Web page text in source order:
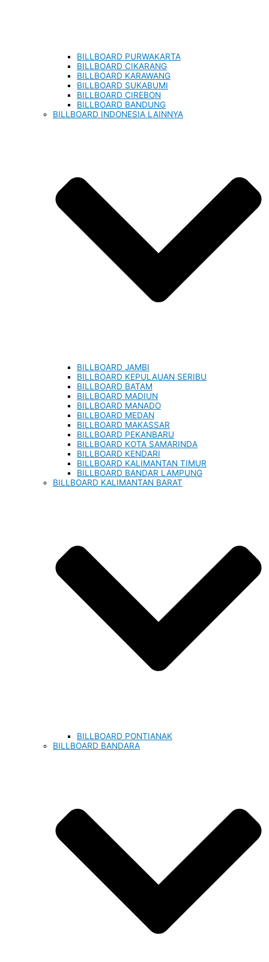
BILLBOARD PURWAKARTA
BILLBOARD CIKARANG
BILLBOARD KARAWANG
BILLBOARD SUKABUMI
BILLBOARD CIREBON
BILLBOARD BANDUNG
BILLBOARD INDONESIA LAINNYA
BILLBOARD JAMBI
BILLBOARD KEPULAUAN SERIBU
BILLBOARD BATAM
BILLBOARD MADIUN
BILLBOARD MANADO
BILLBOARD MEDAN
BILLBOARD MAKASSAR
BILLBOARD PEKANBARU
BILLBOARD KOTA SAMARINDA
BILLBOARD KENDARI
BILLBOARD KALIMANTAN TIMUR
BILLBOARD BANDAR LAMPUNG
BILLBOARD KALIMANTAN BARAT
BILLBOARD PONTIANAK
BILLBOARD BANDARA